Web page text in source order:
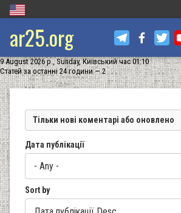
ar25.org
9 August 2026 р., Sunday, Київський час 01:10
Статей за останні 24 години — 2
Тільки нові коментарі або оновлено
Дата публікації
Sort by